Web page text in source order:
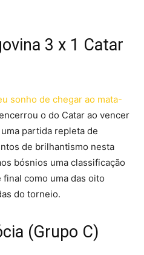
3 x 1 Catar
sonho de chegar ao mata-
o do Catar ao vencer
partida repleta de
de brilhantismo nesta
bósnios uma classificação
como uma das oito
do torneio.
(Grupo C)